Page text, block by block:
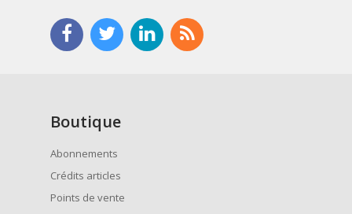
Boutique
Abonnements
Crédits articles
Points de vente